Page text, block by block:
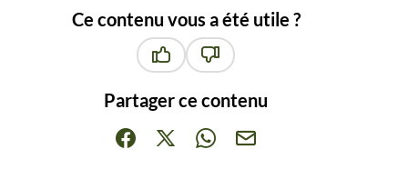
Ce contenu vous a été utile ?
Partager ce contenu
Partager sur Facebook (nouvelle fenêtre)
Partager sur X / Twitter (nouvelle
Partager sur WhatsApp
Partager par mail